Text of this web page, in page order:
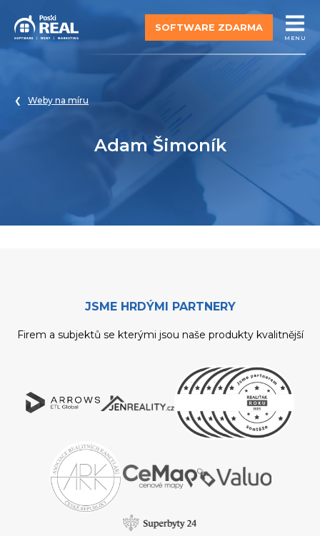
SOFTWARE ZDARMA
MENU
Weby na míru
Adam Šimoník
JSME HRDÝMI PARTNERY
Firem a subjektů se kterými jsou naše produkty kvalitnější